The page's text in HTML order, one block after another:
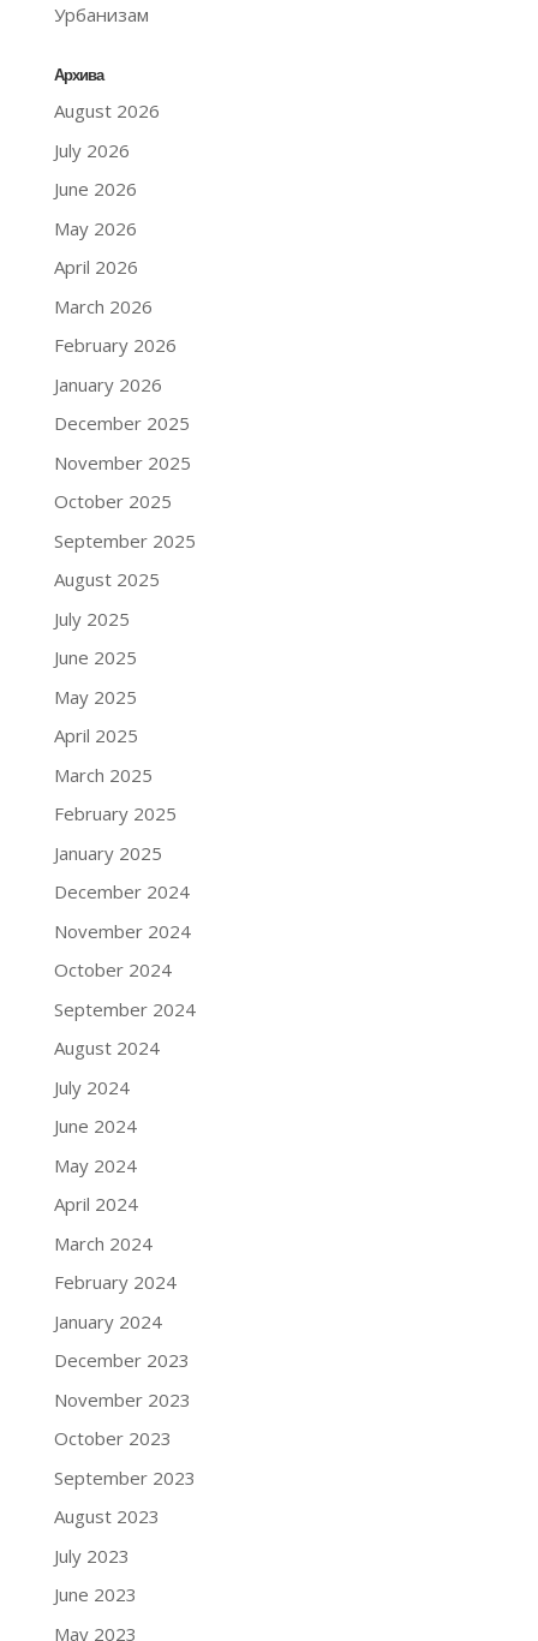
Урбанизам
Архива
August 2026
July 2026
June 2026
May 2026
April 2026
March 2026
February 2026
January 2026
December 2025
November 2025
October 2025
September 2025
August 2025
July 2025
June 2025
May 2025
April 2025
March 2025
February 2025
January 2025
December 2024
November 2024
October 2024
September 2024
August 2024
July 2024
June 2024
May 2024
April 2024
March 2024
February 2024
January 2024
December 2023
November 2023
October 2023
September 2023
August 2023
July 2023
June 2023
May 2023